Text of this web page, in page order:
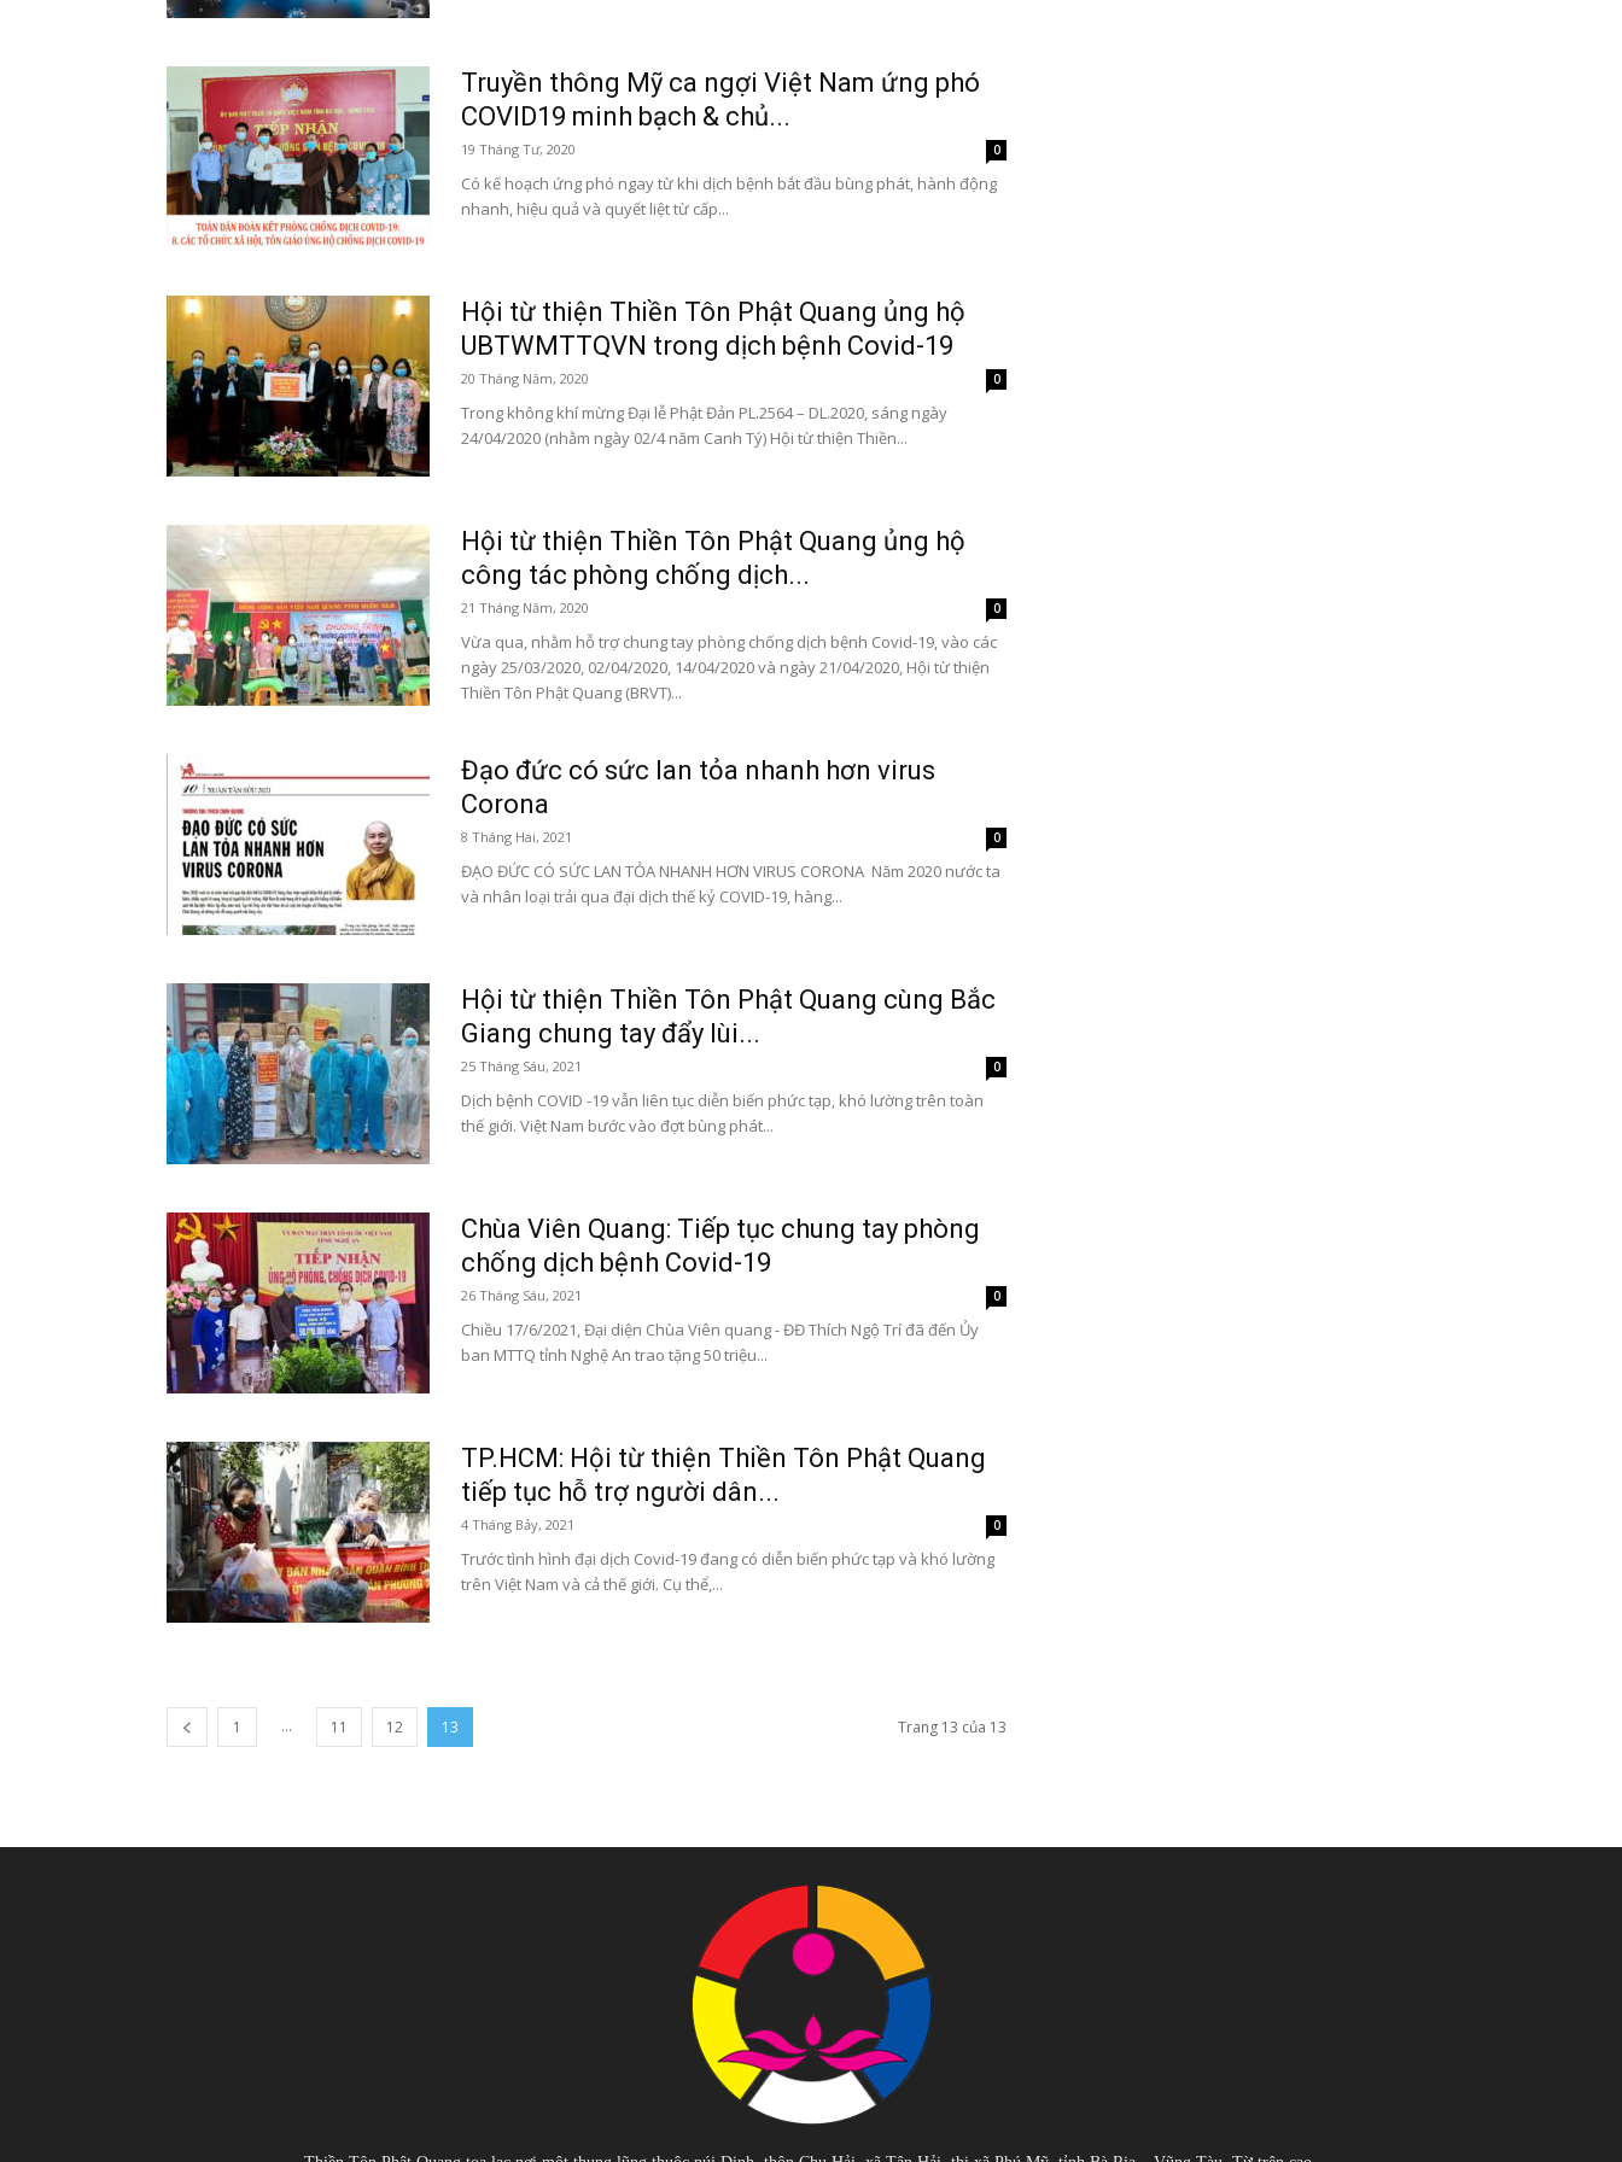
Truyền thông Mỹ ca ngợi Việt Nam ứng phó
COVID19 minh bạch & chủ...
19 Tháng Tư, 2020 0
Có kế hoạch ứng phó ngay từ khi dịch bệnh bắt đầu bùng phát, hành động
nhanh, hiệu quả và quyết liệt từ cấp...
Hội từ thiện Thiền Tôn Phật Quang ủng hộ
UBTWMTTQVN trong dịch bệnh Covid-19
20 Tháng Năm, 2020 0
Trong không khí mừng Đại lễ Phật Đản PL.2564 – DL.2020, sáng ngày
24/04/2020 (nhằm ngày 02/4 năm Canh Tý) Hội từ thiện Thiền...
Hội từ thiện Thiền Tôn Phật Quang ủng hộ
công tác phòng chống dịch...
21 Tháng Năm, 2020 0
Vừa qua, nhằm hỗ trợ chung tay phòng chống dịch bệnh Covid-19, vào các
ngày 25/03/2020, 02/04/2020, 14/04/2020 và ngày 21/04/2020, Hội từ thiện
Thiền Tôn Phật Quang (BRVT)...
Đạo đức có sức lan tỏa nhanh hơn virus
Corona
8 Tháng Hai, 2021 0
ĐẠO ĐỨC CÓ SỨC LAN TỎA NHANH HƠN VIRUS CORONA Năm 2020 nước ta
và nhân loại trải qua đại dịch thế kỷ COVID-19, hàng...
Hội từ thiện Thiền Tôn Phật Quang cùng Bắc
Giang chung tay đẩy lùi...
25 Tháng Sáu, 2021 0
Dịch bệnh COVID -19 vẫn liên tục diễn biến phức tạp, khó lường trên toàn
thế giới. Việt Nam bước vào đợt bùng phát...
Chùa Viên Quang: Tiếp tục chung tay phòng
chống dịch bệnh Covid-19
26 Tháng Sáu, 2021 0
Chiều 17/6/2021, Đại diện Chùa Viên quang - ĐĐ Thích Ngộ Trí đã đến Ủy
ban MTTQ tỉnh Nghệ An trao tặng 50 triệu...
TP.HCM: Hội từ thiện Thiền Tôn Phật Quang
tiếp tục hỗ trợ người dân...
4 Tháng Bảy, 2021 0
Trước tình hình đại dịch Covid-19 đang có diễn biến phức tạp và khó lường
trên Việt Nam và cả thế giới. Cụ thể,...
1 ... 11 12 13 Trang 13 của 13